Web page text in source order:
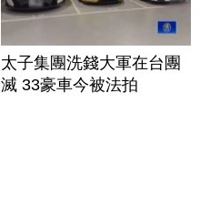
太子集團洗錢大軍在台團
滅 33豪車今被法拍